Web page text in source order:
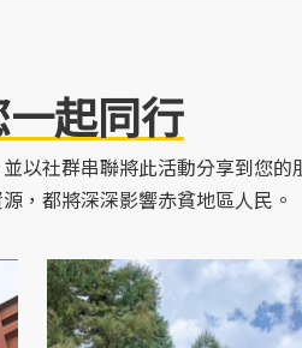
起同行
以社群串聯將此活動分享到您的
，都將深深影響赤貧地區人民。